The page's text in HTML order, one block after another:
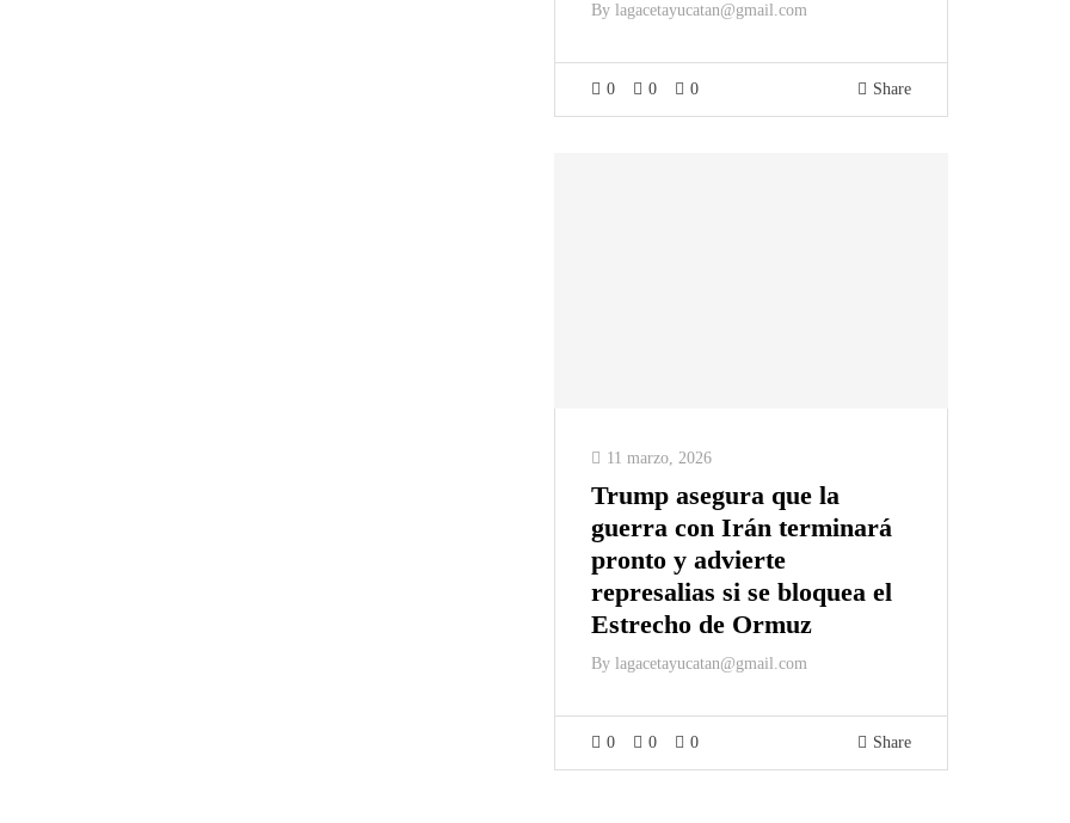
By lagacetayucatan@gmail.com
0 0 0 Share
11 marzo, 2026
Trump asegura que la
guerra con Irán terminará
pronto y advierte
represalias si se bloquea el
Estrecho de Ormuz
By lagacetayucatan@gmail.com
0 0 0 Share